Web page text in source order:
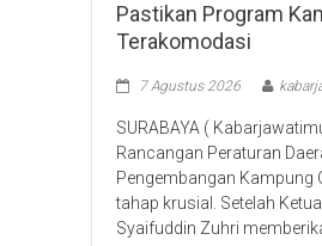
Pastikan Program
Terakomodasi
7 Agustus 2026
SURABAYA (
Rancangan Peraturan
Pengembangan Kampung
tahap krusial. Setelah
Syaifuddin Zuhri